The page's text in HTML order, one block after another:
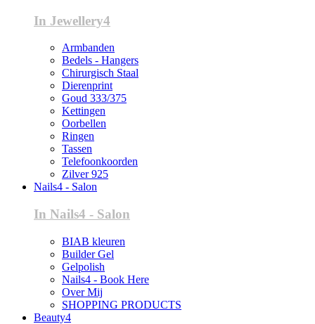
In Jewellery4
Armbanden
Bedels - Hangers
Chirurgisch Staal
Dierenprint
Goud 333/375
Kettingen
Oorbellen
Ringen
Tassen
Telefoonkoorden
Zilver 925
Nails4 - Salon
In Nails4 - Salon
BIAB kleuren
Builder Gel
Gelpolish
Nails4 - Book Here
Over Mij
SHOPPING PRODUCTS
Beauty4